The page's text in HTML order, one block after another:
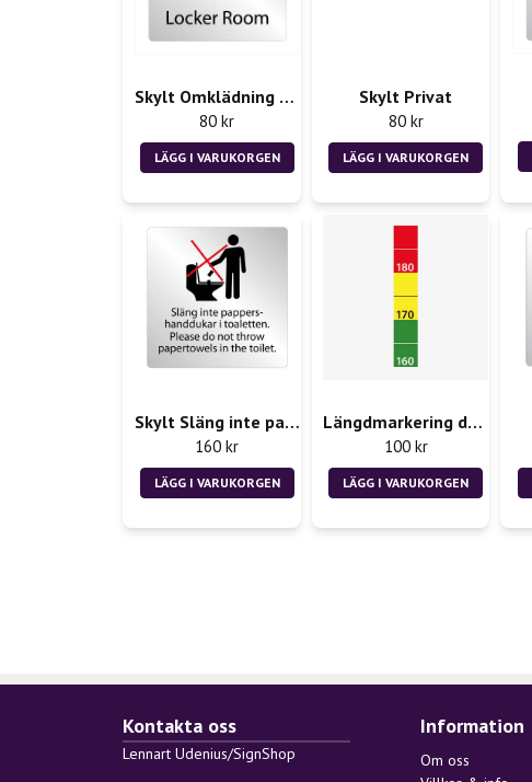
Skylt Omklädning herr Locker Room
80 kr
LÄGG I VARUKORGEN
Skylt Privat
80 kr
LÄGG I VARUKORGEN
Skylt Släng inte pappershanddukar i toaletten
160 kr
LÄGG I VARUKORGEN
Längdmarkering dekal - Rån 2st 50x300mm
100 kr
LÄGG I VARUKORGEN
Kontakta oss
Lennart Udenius/SignShop
Information
Om oss